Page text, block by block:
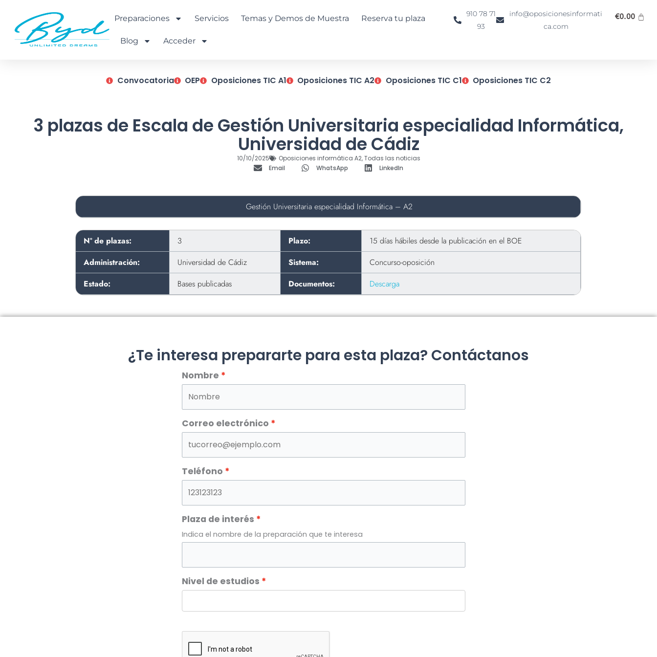
contenido
Preparaciones Servicios Temas y Demos de Muestra Reserva tu plaza
Blog Acceder
910 78 71
93
info@oposicionesinformati
ca.com
€0.00
Convocatoria OEP Oposiciones TIC A1 Oposiciones TIC A2 Oposiciones TIC C1 Oposiciones TIC C2
3 plazas de Escala de Gestión Universitaria especialidad Informática,
Universidad de Cádiz
10/10/2025 Oposiciones informática A2,Todas las noticias
Email
WhatsApp LinkedIn
Gestión Universitaria especialidad Informática – A2
Nº de plazas: 3 Plazo:
15 días hábiles desde la publicación en el BOE
Administración:
Universidad de Cádiz Sistema:
Concurso-oposición
Estado:
Bases publicadas Documentos: Descarga
¿Te interesa prepararte para esta plaza? Contáctanos
Nombre
Correo electrónico
Teléfono
Plaza de interés
Indica el nombre de la preparación que te interesa
Nivel de estudios